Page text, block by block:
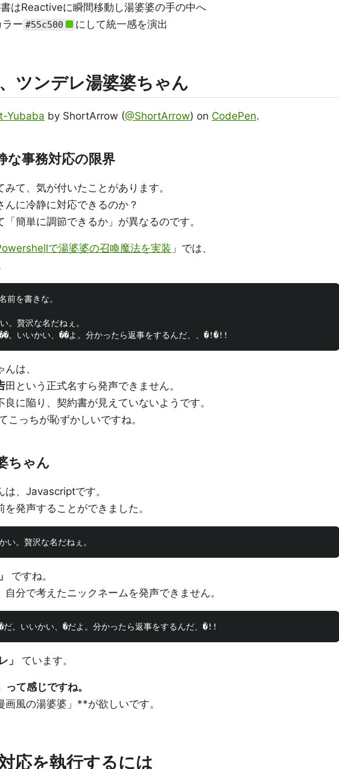
はReactiveに瞬間移動し湯婆婆の手の中へ
ー #55c500 にして統一感を演出
ツンデレ湯婆婆ちゃん
Yubaba by ShortArrow (@ShortArrow) on CodePen.
な事務対応の限界
みて、気が付いたことがあります。
んに冷静に対応できるのか？
簡単に調節できるか」が異なるのです。
で湯婆婆の召喚魔法を実装 」では、
前を書きな。
。贅沢な名だねぇ。
は、
田という正式名すら発声できません。
に陥り、契約書が見えていないようです。
こっちが恥ずかしいですね。
ちゃん
は、Javascriptです。
を発声することができました。
ですね。
自分で考えたニックネームを発声できません。
」 ています。
って感じですね。
画風の湯婆婆」**が欲しいです。
応を執行するには